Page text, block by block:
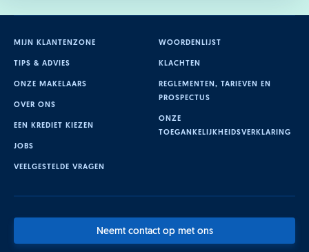
MIJN KLANTENZONE
TIPS & ADVIES
ONZE MAKELAARS
OVER ONS
EEN KREDIET KIEZEN
JOBS
VEELGESTELDE VRAGEN
WOORDENLIJST
KLACHTEN
REGLEMENTEN, TARIEVEN EN
PROSPECTUS
ONZE
TOEGANKELIJKHEIDSVERKLARING
Neemt contact op met ons